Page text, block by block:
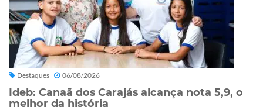
Destaques 06/08/2026
Ideb: Canaã dos Carajás alcança nota 5,9, o
melhor da história